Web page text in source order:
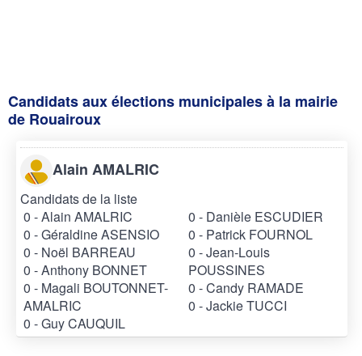
Candidats aux élections municipales à la mairie
de Rouairoux
Alain AMALRIC
Candidats de la liste
0 - Alain AMALRIC
0 - Géraldine ASENSIO
0 - Noël BARREAU
0 - Anthony BONNET
0 - Magali BOUTONNET-
AMALRIC
0 - Guy CAUQUIL
0 - Danièle ESCUDIER
0 - Patrick FOURNOL
0 - Jean-Louis
POUSSINES
0 - Candy RAMADE
0 - Jackie TUCCI